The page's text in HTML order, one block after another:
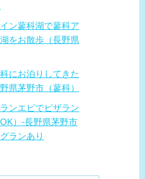
ン蓼科湖で蓼科ア
をお散歩（長野県
にお泊りしてきた
県茅野市（蓼科）
ンエピでピザラン
）-長野県茅野市
ランあり